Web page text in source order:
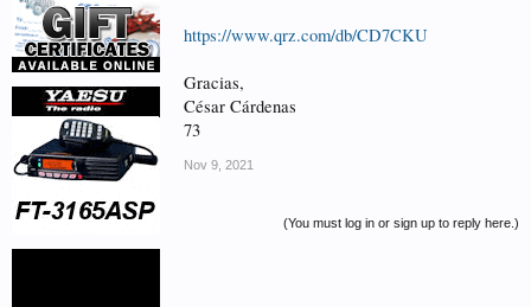
https://www.qrz.com/db/CD7CKU
Gracias,
César Cárdenas
73
Nov 9, 2021
(You must log in or sign up to reply here.)